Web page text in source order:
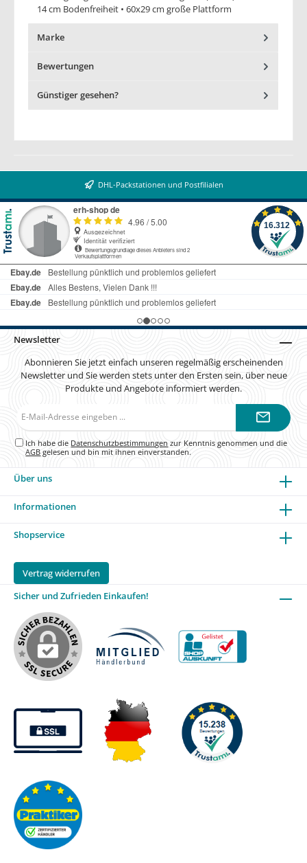
14 cm Bodenfreiheit • 60x29 cm große Plattform
Marke
Bewertungen
Günstiger gesehen?
DHL-Packstationen und Postfilialen
Newsletter
Abonnieren Sie jetzt einfach unseren regelmäßig erscheinenden
Newsletter und Sie werden stets unter den Ersten sein, über neue
Produkte und Angebote informiert werden.
Ich habe die Datenschutzbestimmungen zur Kenntnis genommen und die
AGB gelesen und bin mit ihnen einverstanden.
Über uns
Informationen
Shopservice
Vertrag widerrufen
Sicher und Zufrieden Einkaufen!